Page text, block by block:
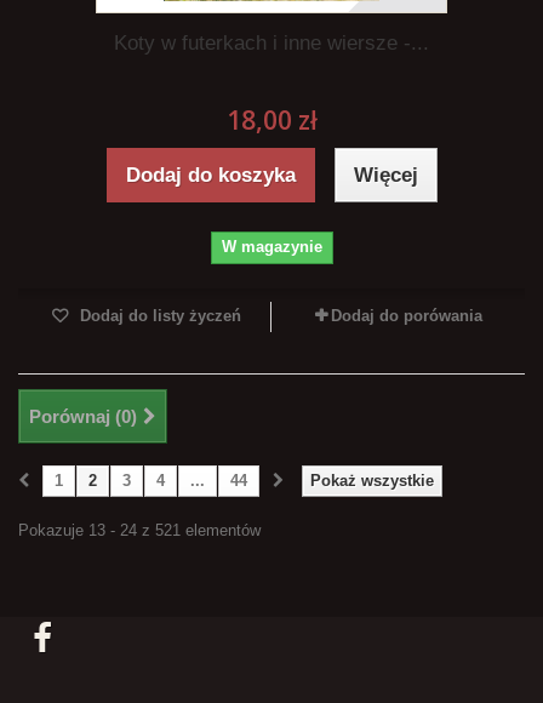
Koty w futerkach i inne wiersze -...
18,00 zł
Dodaj do koszyka Więcej
W magazynie
Dodaj do listy życzeń Dodaj do porówania
Porównaj (0)
Pokaż wszystkie
1 2 3 4 ... 44
Pokazuje 13 - 24 z 521 elementów